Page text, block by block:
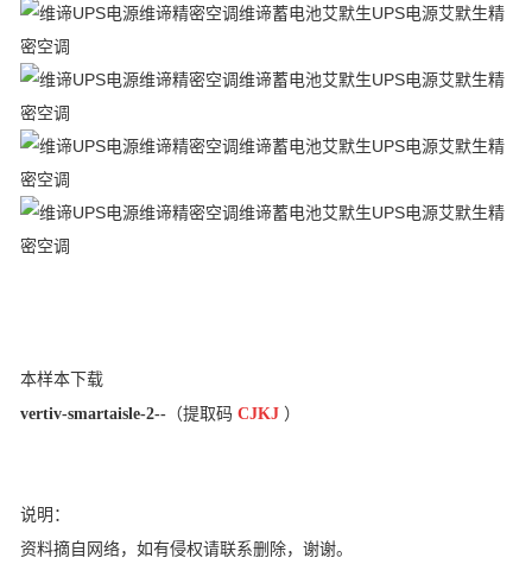
本样本下载
vertiv-smartaisle-2-- （提取码 CJKJ ）
说明：
资料摘自网络，如有侵权请联系删除，谢谢。